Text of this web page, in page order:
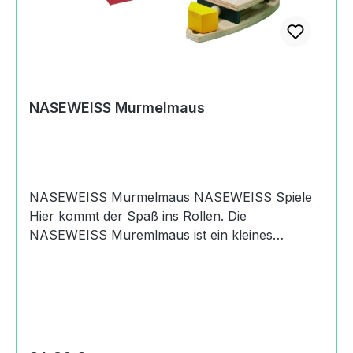
unter 36 Monaten geeignet. Erstickungsgefahr
wegen verschluckbarer Kleinteile.Achtung!
Adresse bitte aufbewahrenAngaben zum
Ostalb-Werkstätten
NASEWEISS Murmelmaus
NASEWEISS Murmelmaus NASEWEISS Spiele
Hier kommt der Spaß ins Rollen. Die
NASEWEISS Muremlmaus ist ein kleines
Spielfeld und eine Anleitung. Produktdaten und